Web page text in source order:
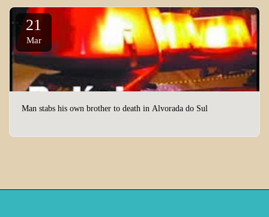
21
Mar
Man stabs his own brother to death in Alvorada do Sul